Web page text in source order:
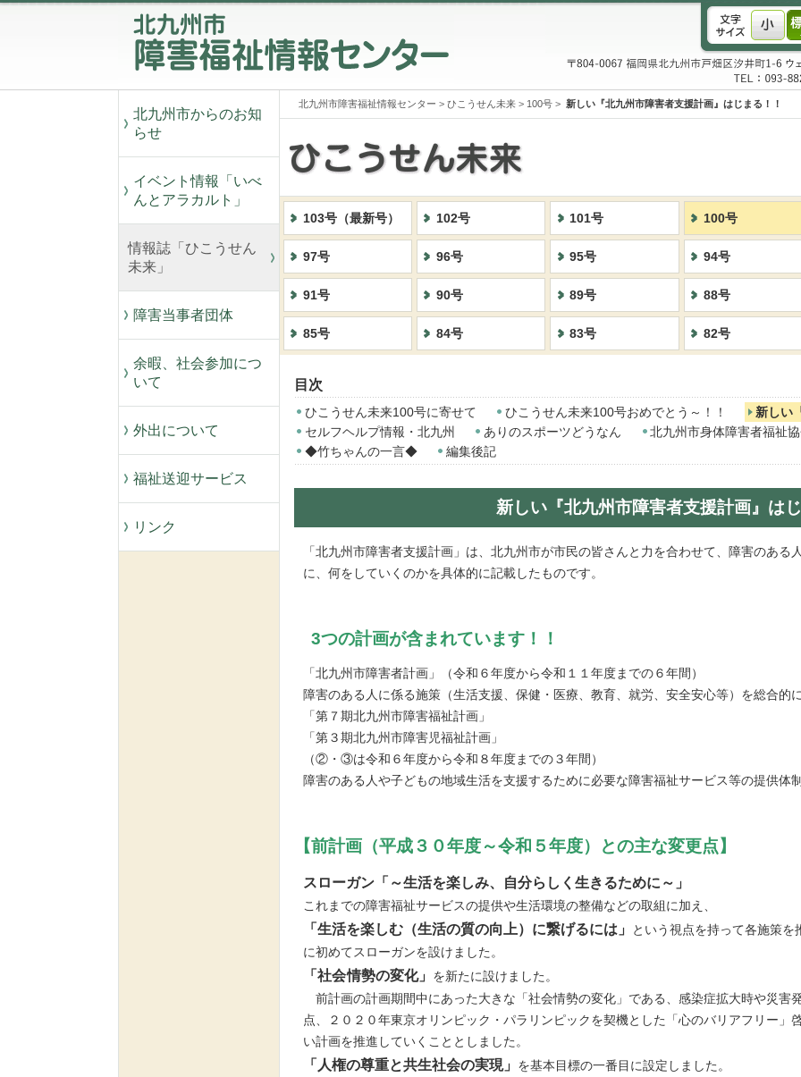
北九州市からのお知
らせ
イベント情報「いべ
んとアラカルト」
情報誌「ひこうせん
未来」
障害当事者団体
余暇、社会参加につ
いて
外出について
福祉送迎サービス
リンク
北九州市障害福祉情報センター > ひこうせん未来> 100号> 新しい『北九州市障害者支援計画』はじまる！！
103号（最新号） 102号 101号 100号
97号 96号 95号 94号
91号 90号 89号 88号
85号 84号 83号 82号
目次
ひこうせん未来100号に寄せて ひこうせん未来100号おめでとう～！！
新しい
セルフヘルプ情報・北九州
ありのスポーツどうなん
北九州市身体障害者福祉
◆竹ちゃんの一言◆
編集後記
新しい『北九州市障害者支援計画』は
「北九州市障害者支援計画」は、北九州市が市民の皆さんと力を合わせて、障害のあ
に、何をしていくのかを具体的に記載したものです。
3つの計画が含まれています！！
「北九州市障害者計画」（令和６年度から令和１１年度までの６年間）
障害のある人に係る施策（生活支援、保健・医療、教育、就労、安全安心等）を総合的
「第７期北九州市障害福祉計画」
「第３期北九州市障害児福祉計画」
（②・③は令和６年度から令和８年度までの３年間）
障害のある人や子どもの地域生活を支援するために必要な障害福祉サービス等の提供体
【前計画（平成３０年度～令和５年度）との主な変更点】
スローガン「～生活を楽しみ、自分らしく生きるために～」
これまでの障害福祉サービスの提供や生活環境の整備などの取組に加え、
「生活を楽しむ（生活の質の向上）に繋げるには」
という視点を持って各施策
に初めてスローガンを設けました。
「社会情勢の変化」
を新たに設けました。
前計画の計画期間中にあった大きな「社会情勢の変化」である、感染症拡大時や災害
点、２０２０年東京オリンピック・パラリンピックを契機とした「心のバリアフリー」
い計画を推進していくこととしました。
「人権の尊重と共生社会の実現」
を基本目標の一番目に設定しました。